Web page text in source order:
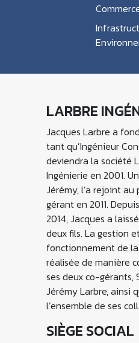
LARBRE
Jacques Larbre a
tant qu’Ingénieur
deviendra la société
Ingénierie en 2001.
Jérémy, l’a rejoint
gérant en 2011.
2014, Jacques a
deux fils. La gestion
fonctionnement de
réalisée de manière
ses deux co-gérants,
Jérémy Larbre, ainsi
l’ensemble de ses
SIÈGE SOCIAL